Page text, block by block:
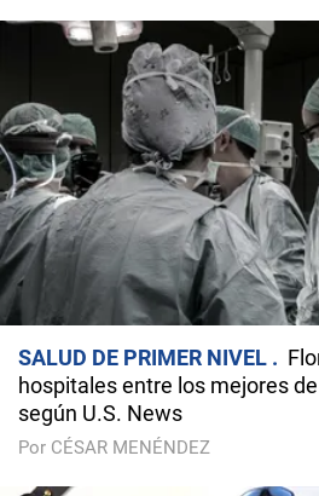
SALUD DE PRIMER NIVEL
hospitales entre los mejores
según U.S. News
Por CÉSAR MENÉNDEZ